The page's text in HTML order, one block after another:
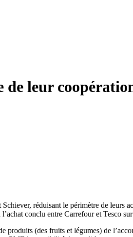
de leur
réduisant le périmètre de leurs
conclu entre Carrefour et Tesco
(des fruits et légumes) de